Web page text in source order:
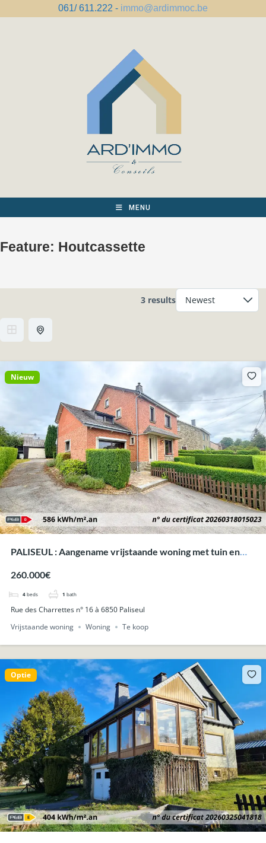
061/ 611.222 - immo@ardimmoc.be
MENU
Feature: Houtcassette
3 results
Nieuw
PALISEUL : Aangename vrijstaande woning met tuin en
260.000€
4 beds 1 bath
Rue des Charrettes n° 16 à 6850 Paliseul
Vrijstaande woning
Woning Te koop
Optie